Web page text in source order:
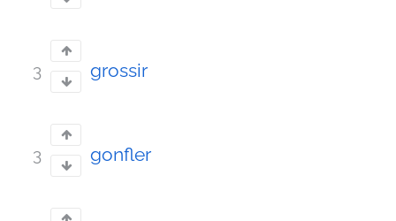
3 grossir
3 gonfler